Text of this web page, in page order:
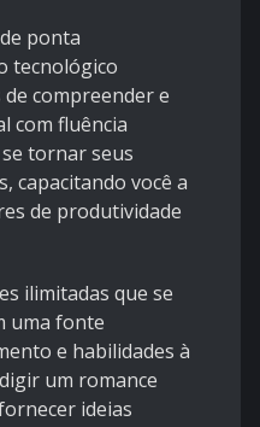
ponta
tecnológico
compreender e
com fluência
tornar seus
capacitando você a
de produtividade
ilimitadas que se
uma fonte
e habilidades à
um romance
ideias